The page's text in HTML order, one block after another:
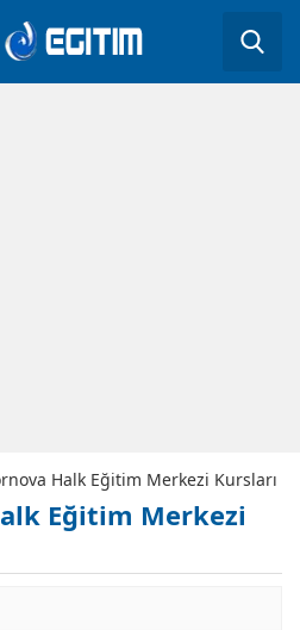
Halk Eğitim Merkezi Kursları
Eğitim Merkezi